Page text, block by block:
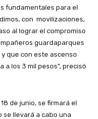
fundamentales para el
con movilizaciones,
al lograr el compromiso
guardaparques
que con este ascenso
los 3 mil pesos”, precisó
de junio, se firmará el
se llevará a cabo una